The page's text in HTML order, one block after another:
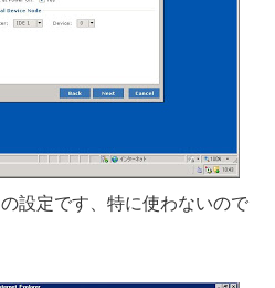
設定です、特に使わないので